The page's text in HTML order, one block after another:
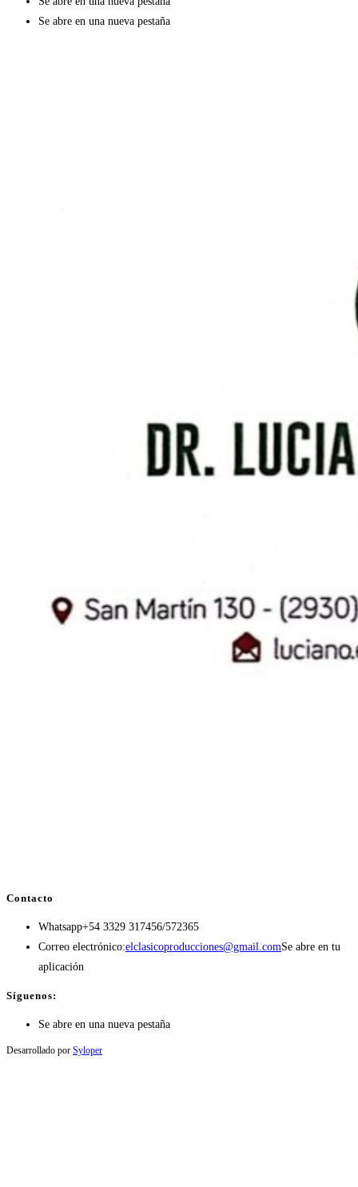
Se abre en una nueva pestaña
Contacto
Whatsapp+54 3329 317456/572365
Correo electrónico:elclasicoproducciones@gmail.comSe abre en tu
aplicación
Síguenos:
Se abre en una nueva pestaña
Desarrollado por Syloper